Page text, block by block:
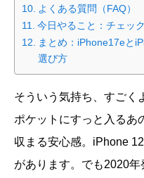
よくある質問（FAQ）
今日やること：チェッ
まとめ：iPhone17eと
選び方
そういう気持ち、すごく
ポケットにすっと入るあ
収まる安心感。iPhone
があります。でも2020